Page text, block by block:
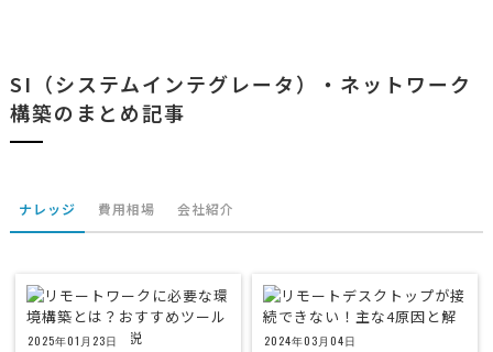
SI（システムインテグレータ）・ネットワーク
構築のまとめ記事
ナレッジ 費用相場 会社紹介
2025年01月23日 2024年03月04日